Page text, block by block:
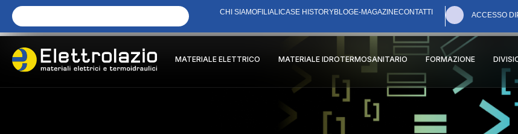
CHI SIAMOFILIALICASE HISTORYBLOGE-MAGAZINECONTATTI ACCESSO
MATERIALE ELETTRICO MATERIALE IDROTERMOSANITARIO FORMAZIONE